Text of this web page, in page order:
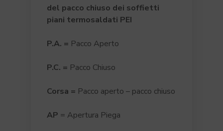
del pacco chiuso dei soffietti
piani termosaldati PEI
P.A. = Pacco Aperto
P.C. = Pacco Chiuso
Corsa = Pacco aperto – pacco chiuso
AP = Apertura Piega